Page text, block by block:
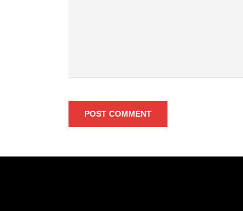
POST COMMENT